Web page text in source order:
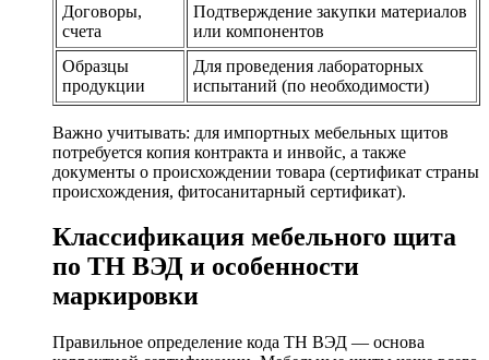
Договоры,
счета
Подтверждение закупки материалов
или компонентов
Образцы
продукции
Для проведения лабораторных
испытаний (по необходимости)
Важно учитывать: для импортных мебельных щитов
потребуется копия контракта и инвойс, а также
документы о происхождении товара (сертификат страны
происхождения, фитосанитарный сертификат).
Классификация мебельного щита
по ТН ВЭД и особенности
маркировки
Правильное определение кода ТН ВЭД — основа